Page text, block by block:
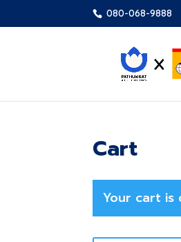
080-068-9888
Cart
Your cart is